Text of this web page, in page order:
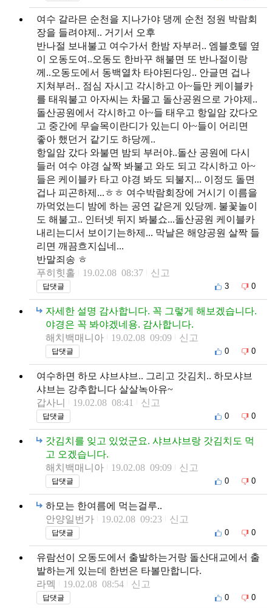
여수 갈라믄 순천을 지나가야 댕께 순천 정원 박람회
장을 들려야제.. 거기서 오후
반나절 보내불고 여수가서 한밤 자부러.. 엠블호텔 옆
이 오동도여..오동도 한바꾸 해불면 또 반나절이랑
께..오동도에서 동백열차 타야된다잉.. 안글면 겁나
지쳐부러.. 점심 자시고 각시하고 아~들만 케이블카
를 태워불고 아자씨는 차몰고 돌산공원으로 가야제..
돌산공원에서 각시하고 아~들 태우고 항일암 갔다오
고 중간에 무슬목이란디가 있는디 아~들이 어리면
좋아 했던거 같기도 하당께..
항일암 갔다 와불면 밤되 부러야..돌산 공원에 다시
들러 여수 야경 살짝 봐불고 와도 되고 각시하고 아~
들은 케이블카 타고 야경 봐도 되불지... 이정도 돌면
겁나 피곤하제...ㅎㅎ 여수박람회장에 거시기 이름을
까먹었는디 밤에 하는 공연 같은게 있당께. 불꽃놀이
도 해불고.. 인터넷 뒤지 봐불쇼...돌산공원 케이블카
내리는디서 보이기는하제... 막날은 해양공원 살짝 들
리면 깨끔흐지십네...
반말죄송 ㅎ
푸히힛홀
19.02.08 08:37 신고
답댓글 3 0
자세한 설명 감사합니다. 꼭 그렇게 해보겠습니다.
야경은 꼭 봐야겠네용. 감사합니다.
해치백매니아
19.02.08 09:09 신고
답댓글 0 0
여수하면 하모 샤브샤브.. 그리고 갓김치.. 하모샤브
샤브는 강추합니다 살살녹아유~
갑사니
19.02.08 08:41 신고
답댓글 0 0
갓김치를 잊고 있었군요. 샤브샤브랑 갓김치도 먹
고 오겠습니다.
해치백매니아
19.02.08 09:09 신고
답댓글 0 0
하모는 한여름에 먹는걸루..
안양일번가
19.02.08 09:23 신고
답댓글 0 0
유람선이 오동도에서 출발하는거랑 돌산대교에서 출
발하는게 있는데 한번은 타볼만합니다.
라멕
19.02.08 08:54 신고
답댓글 0 0